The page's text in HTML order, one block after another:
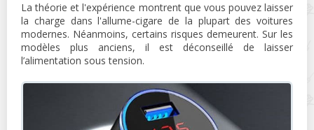
La théorie et l'expérience montrent que vous pouvez laisser
la charge dans l'allume-cigare de la plupart des voitures
modernes. Néanmoins, certains risques demeurent. Sur les
modèles plus anciens, il est déconseillé de laisser
l’alimentation sous tension.